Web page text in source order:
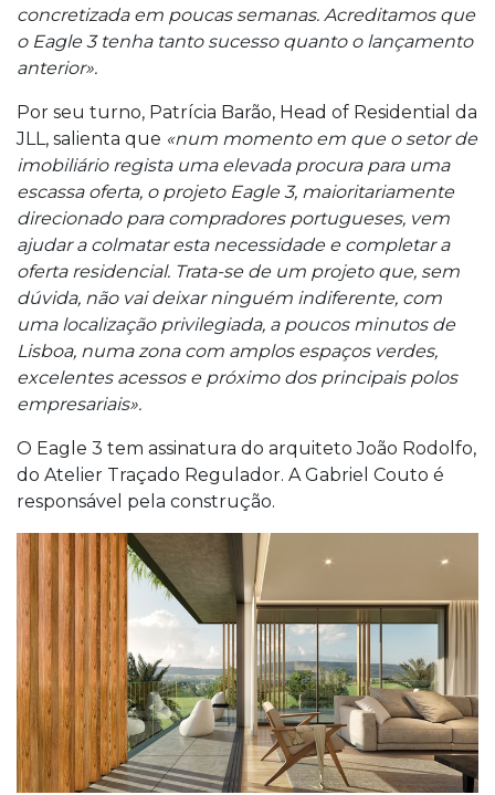
concretizada em poucas semanas. Acreditamos que
o Eagle 3 tenha tanto sucesso quanto o lançamento
anterior».
Por seu turno, Patrícia Barão, Head of Residential da
JLL, salienta que «num momento em que o setor de
imobiliário regista uma elevada procura para uma
escassa oferta, o projeto Eagle 3, maioritariamente
direcionado para compradores portugueses, vem
ajudar a colmatar esta necessidade e completar a
oferta residencial. Trata-se de um projeto que, sem
dúvida, não vai deixar ninguém indiferente, com
uma localização privilegiada, a poucos minutos de
Lisboa, numa zona com amplos espaços verdes,
excelentes acessos e próximo dos principais polos
empresariais».
O Eagle 3 tem assinatura do arquiteto João Rodolfo,
do Atelier Traçado Regulador. A Gabriel Couto é
responsável pela construção.